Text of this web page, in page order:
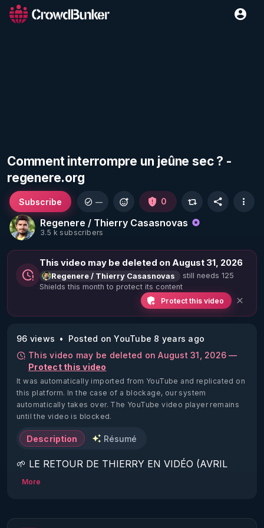
Comment interrompre un jeûne sec ? -
regenere.org
Regenere / Thierry Casasnovas
3.5 k subscribers
Subscribe — 0
This video may be deleted on August 31, 2026
Regenere / Thierry Casasnovas
still needs 125
Shields this month to protect its content
Protect this video
96 views
Posted on YouTube 8 years ago
This video may be deleted on August 31, 2026 —
Protect this video
It was automatically imported from YouTube and replicated on
this platform. In the case of a blockage, our system
automatically takes over. The YouTube video player remains
until the video is blocked.
Description Résumé
🌱 LE RETOUR DE THIERRY EN VIDÉO (AVRIL
2022)!
https://www.rgnr.fr/presentation.html
More